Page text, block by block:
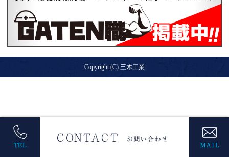
Copyright (C) 三木工業